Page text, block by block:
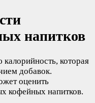
напитков
которая
добавок.
оценить
кофейных напитков.